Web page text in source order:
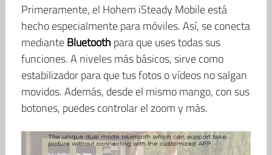
Primeramente, el Hohem iSteady Mobile está
hecho especialmente para móviles. Así, se conecta
medianteBluetooth para que uses todas sus
funciones. A niveles más básicos, sirve como
estabilizador para que tus fotos o vídeos no salgan
movidos. Además, desde el mismo mango, con sus
botones, puedes controlar el zoom y más.